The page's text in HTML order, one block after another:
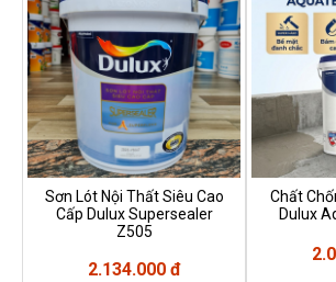
Sơn Lót Nội Thất Siêu Cao
Cấp Dulux Supersealer
Z505
2.134.000 đ
Chất
Dulux